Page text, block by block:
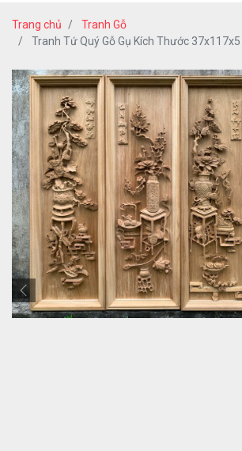
Trang chủ
Tranh Gỗ
Tranh Tứ Quý Gỗ Gụ Kích Thước